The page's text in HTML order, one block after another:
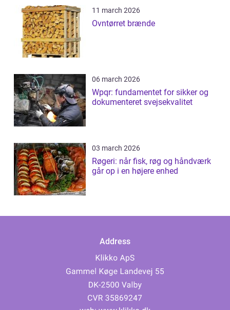
11 march 2026
Ovntørret brænde
06 march 2026
Wpqr: fundamentet for sikker og
dokumenteret svejsekvalitet
03 march 2026
Røgeri: når fisk, røg og håndværk
går op i en højere enhed
Address